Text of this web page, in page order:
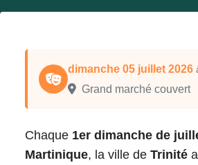
dimanche 05 juillet 2026
Grand marché couvert
Chaque 1er dimanche de
Martinique, la ville de Trinité